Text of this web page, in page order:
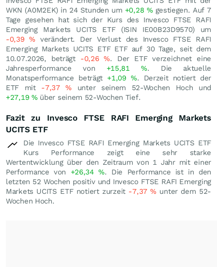
WKN (A0M2EK) in 24 Stunden um +0,28 %gestiegen. Auf 7
Tage gesehen hat sich der Kurs des Invesco FTSE RAFI
Emerging Markets UCITS ETF (ISIN IE00B23D9570) um
-0,39% verändert. Der Verlust des Invesco FTSE RAFI
Emerging Markets UCITS ETF ETF auf 30 Tage, seit dem
10.07.2026, beträgt -0,26%. Der ETF verzeichnet eine
Jahresperformance von +15,81%. Die aktuelle
Monatsperformance beträgt +1,09 %. Derzeit notiert der
ETF mit -7,37% unter seinem 52-Wochen Hoch und
+27,19 %über seinem 52-Wochen Tief.
Fazit zu Invesco FTSE RAFI Emerging Markets
UCITS ETF
Die Invesco FTSE RAFI Emerging Markets UCITS ETF
Kurs Performance zeigt eine sehr starke
Wertentwicklung über den Zeitraum von 1 Jahr mit einer
Performance von +26,34%. Die Performance ist in den
letzten 52 Wochen positiv und Invesco FTSE RAFI Emerging
Markets UCITS ETF notiert zurzeit -7,37% unter dem 52-
Wochen Hoch.